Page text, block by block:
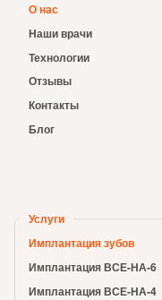
О нас
Наши врачи
Технологии
Отзывы
Контакты
Блог
Услуги
Имплантация зубов
Имплантация ВСЕ-НА-6
Имплантация ВСЕ-НА-4